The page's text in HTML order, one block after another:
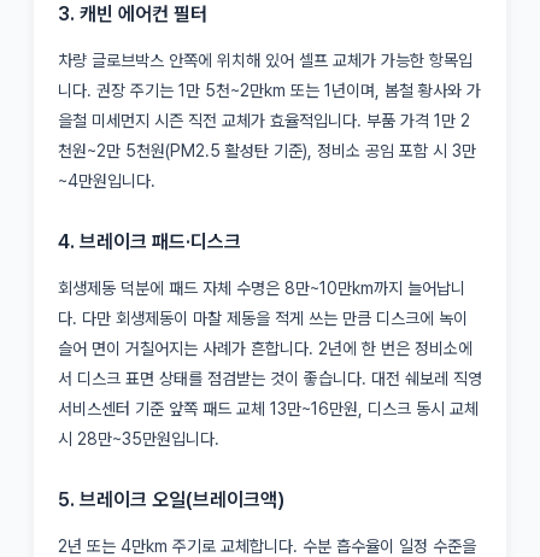
3. 캐빈 에어컨 필터
차량 글로브박스 안쪽에 위치해 있어 셀프 교체가 가능한 항목입
니다. 권장 주기는 1만 5천~2만km 또는 1년이며, 봄철 황사와 가
을철 미세먼지 시즌 직전 교체가 효율적입니다. 부품 가격 1만 2
천원~2만 5천원(PM2.5 활성탄 기준), 정비소 공임 포함 시 3만
~4만원입니다.
4. 브레이크 패드·디스크
회생제동 덕분에 패드 자체 수명은 8만~10만km까지 늘어납니
다. 다만 회생제동이 마찰 제동을 적게 쓰는 만큼 디스크에 녹이
슬어 면이 거칠어지는 사례가 흔합니다. 2년에 한 번은 정비소에
서 디스크 표면 상태를 점검받는 것이 좋습니다. 대전 쉐보레 직영
서비스센터 기준 앞쪽 패드 교체 13만~16만원, 디스크 동시 교체
시 28만~35만원입니다.
5. 브레이크 오일(브레이크액)
2년 또는 4만km 주기로 교체합니다. 수분 흡수율이 일정 수준을